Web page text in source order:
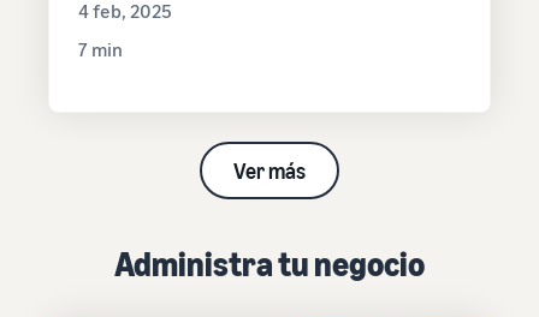
4 feb, 2025
7 min
Ver más
Administra tu negocio